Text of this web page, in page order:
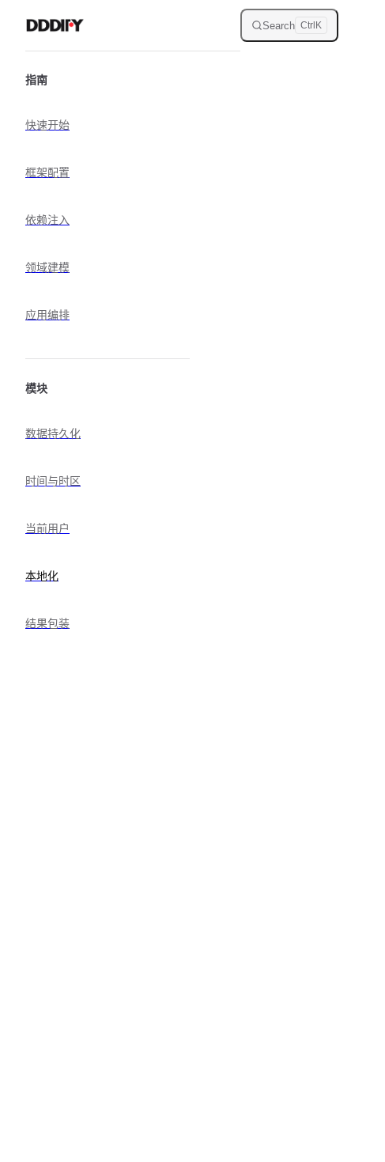
Skip to content Search Ctrl K
指南
快速开始
框架配置
依赖注入
领域建模
应用编排
模块
数据持久化
时间与时区
当前用户
本地化
结果包装